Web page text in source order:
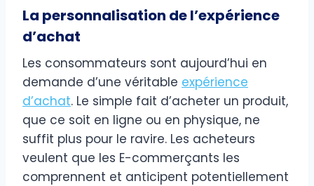
La personnalisation de l’expérience
d’achat
Les consommateurs sont aujourd’hui en
demande d’une véritable expérience
d’achat. Le simple fait d’acheter un produit,
que ce soit en ligne ou en physique, ne
suffit plus pour le ravire. Les acheteurs
veulent que les E-commerçants les
comprennent et anticipent potentiellement